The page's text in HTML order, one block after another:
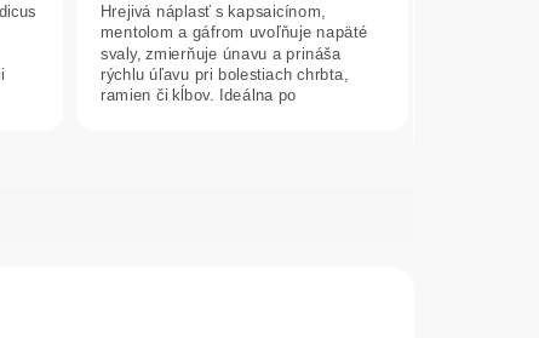
Hrejivá náplasť s kapsaicínom,
mentolom a gáfrom uvoľňuje napäté
svaly, zmierňuje únavu a prináša
rýchlu úľavu pri bolestiach chrbta,
ramien či kĺbov. Ideálna po